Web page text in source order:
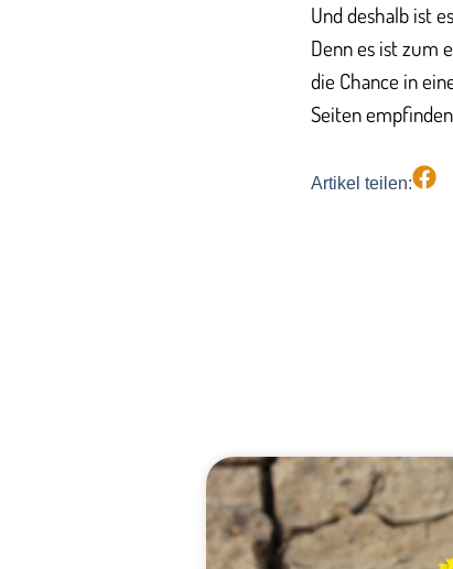
Und deshalb ist
Denn es ist zum
die Chance in
Seiten
Artikel teilen: